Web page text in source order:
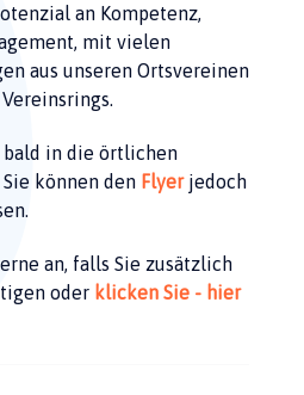
an Kompetenz,
mit vielen
aus unseren Ortsvereinen
in die örtlichen
können den Flyerjedoch
an, falls Sie zusätzlich
oder klicken Sie - hier